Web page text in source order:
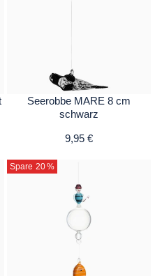
Seerobbe MARE 8 cm
schwarz
9,95 €
Spare 20%